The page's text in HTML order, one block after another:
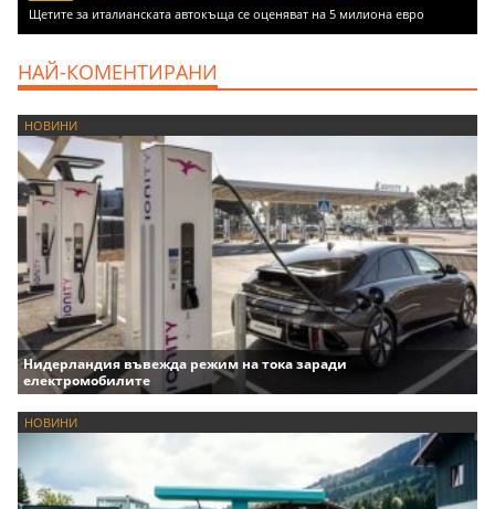
Щетите за италианската автокъща се оценяват на 5 милиона евро
НАЙ-КОМЕНТИРАНИ
НОВИНИ
Нидерландия въвежда режим на тока заради
електромобилите
НОВИНИ